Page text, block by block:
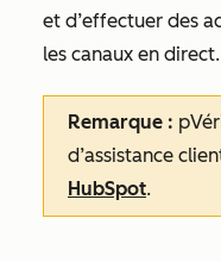
et d’effectuer des
les canaux en direct.
Remarque : p
d’assistance
HubSpot.